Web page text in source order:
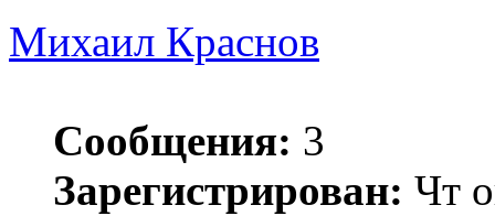
Михаил Краснов
Сообщения: 3
Зарегистрирован: Чт